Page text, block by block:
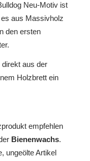
Neu-Motiv ist
aus Massivholz
den ersten
direkt aus der
Holzbrett ein
empfehlen
Bienenwachs.
ungeölte Artikel